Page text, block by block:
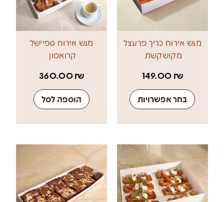
מגש אירוח כריך פרעצל
מקושקשת
149.00 ₪
בחר אפשרויות
מגש אירוח ספיישל
קרואסון
360.00₪
הוספה לסל